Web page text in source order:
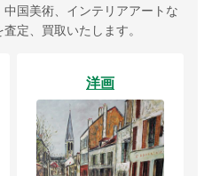
国美術、インテリアアートな
定、買取いたします。
洋画